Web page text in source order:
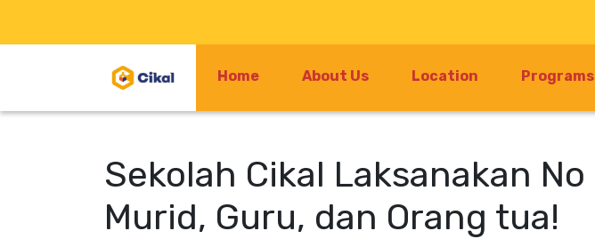
Home About Us Location Programs
Sekolah Cikal Laksanakan
Murid, Guru, dan Orang tua!